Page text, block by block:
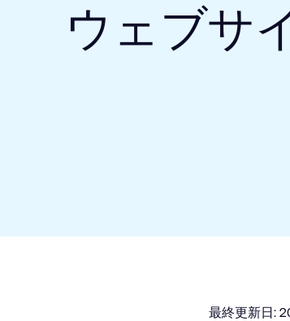
ウェブサ
最終更新日: